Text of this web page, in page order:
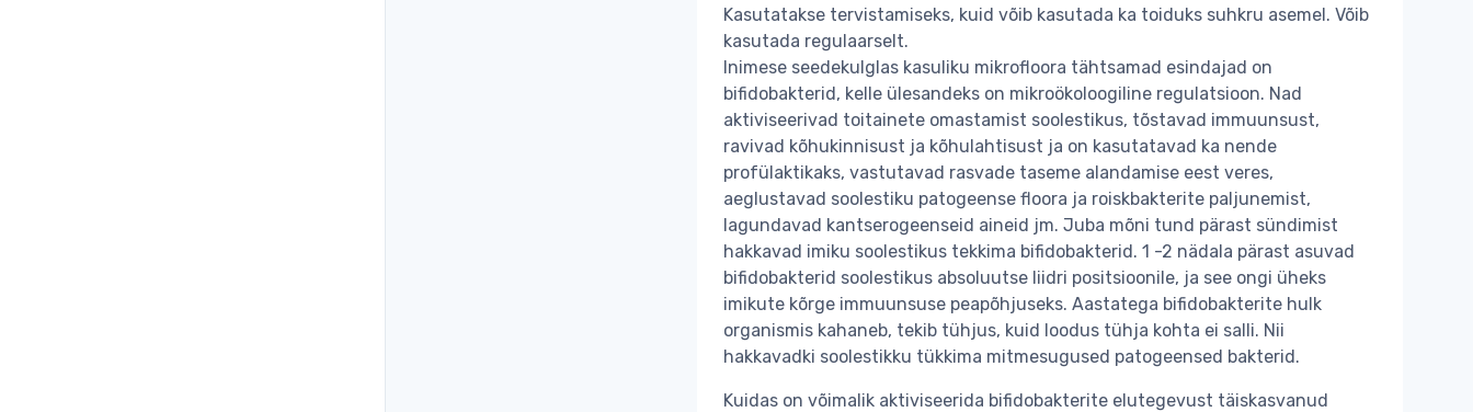
Kasutatakse tervistamiseks, kuid võib kasutada ka toiduks suhkru asemel. Võib
kasutada regulaarselt.
Inimese seedekulglas kasuliku mikrofloora tähtsamad esindajad on
bifidobakterid, kelle ülesandeks on mikroökoloogiline regulatsioon. Nad
aktiviseerivad toitainete omastamist soolestikus, tõstavad immuunsust,
ravivad kõhukinnisust ja kõhulahtisust ja on kasutatavad ka nende
profülaktikaks, vastutavad rasvade taseme alandamise eest veres,
aeglustavad soolestiku patogeense floora ja roiskbakterite paljunemist,
lagundavad kantserogeenseid aineid jm. Juba mõni tund pärast sündimist
hakkavad imiku soolestikus tekkima bifidobakterid. 1 -2 nädala pärast asuvad
bifidobakterid soolestikus absoluutse liidri positsioonile, ja see ongi üheks
imikute kõrge immuunsuse peapõhjuseks. Aastatega bifidobakterite hulk
organismis kahaneb, tekib tühjus, kuid loodus tühja kohta ei salli. Nii
hakkavadki soolestikku tükkima mitmesugused patogeensed bakterid.
Kuidas on võimalik aktiviseerida bifidobakterite elutegevust täiskasvanud